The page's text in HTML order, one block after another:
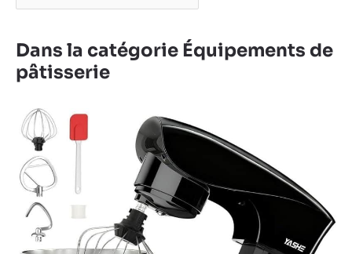
Dans la catégorie Équipements de
pâtisserie